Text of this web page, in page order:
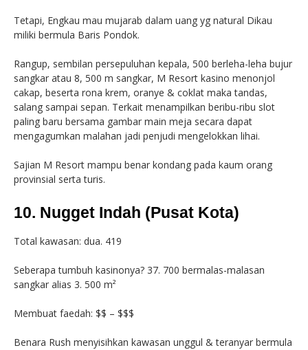
Tetapi, Engkau mau mujarab dalam uang yg natural Dikau
miliki bermula Baris Pondok.
Rangup, sembilan persepuluhan kepala, 500 berleha-leha bujur
sangkar atau 8, 500 m sangkar, M Resort kasino menonjol
cakap, beserta rona krem, oranye & coklat maka tandas,
salang sampai sepan. Terkait menampilkan beribu-ribu slot
paling baru bersama gambar main meja secara dapat
mengagumkan malahan jadi penjudi mengelokkan lihai.
Sajian M Resort mampu benar kondang pada kaum orang
provinsial serta turis.
10. Nugget Indah (Pusat Kota)
Total kawasan: dua. 419
Seberapa tumbuh kasinonya? 37. 700 bermalas-malasan
sangkar alias 3. 500 m²
Membuat faedah: $$ – $$$
Benara Rush menyisihkan kawasan unggul & teranyar bermula